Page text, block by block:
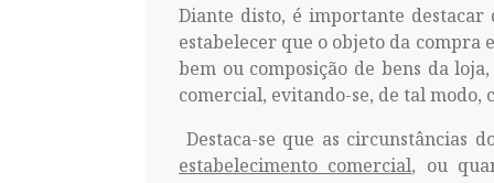
Diante disto, é importante
estabelecer que o objeto da compra
bem ou composição de bens da
comercial, evitando-se, de tal
Destaca-se que as circunstâncias
estabelecimento comercial, ou